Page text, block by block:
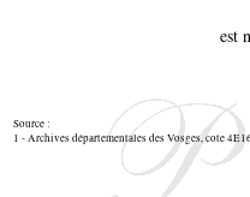
est
Source :
1 - Archives départementales des Vosges, cote